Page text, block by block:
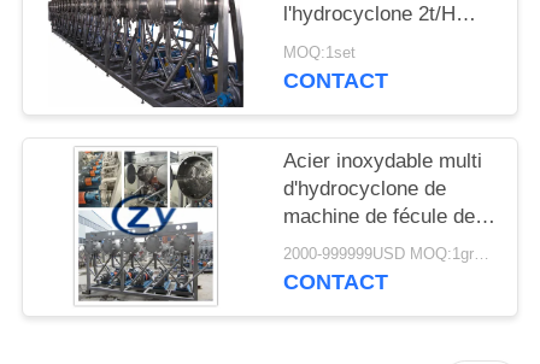
l'hydrocyclone 2t/H
30kw d'amidon
MOQ:1set
CONTACT
Acier inoxydable multi
d'hydrocyclone de
machine de fécule de
maïs de
fonction/amidon
2000-999999USD MOQ:1group
CONTACT